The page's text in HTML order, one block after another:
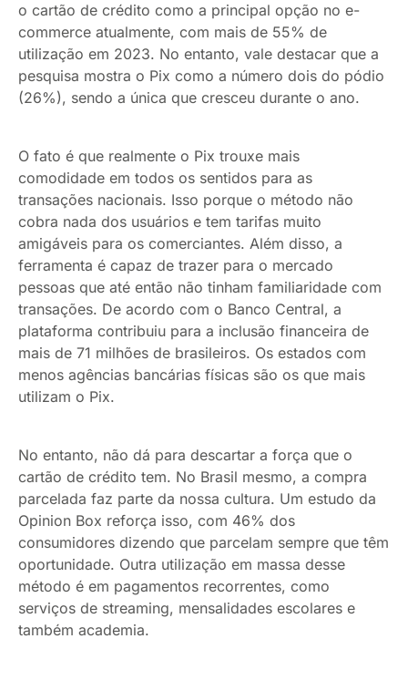
o cartão de crédito como a principal opção no e-
commerce atualmente, com mais de 55% de
utilização em 2023. No entanto, vale destacar que a
pesquisa mostra o Pix como a número dois do pódio
(26%), sendo a única que cresceu durante o ano.
O fato é que realmente o Pix trouxe mais
comodidade em todos os sentidos para as
transações nacionais. Isso porque o método não
cobra nada dos usuários e tem tarifas muito
amigáveis para os comerciantes. Além disso, a
ferramenta é capaz de trazer para o mercado
pessoas que até então não tinham familiaridade com
transações. De acordo com o Banco Central, a
plataforma contribuiu para a inclusão financeira de
mais de 71 milhões de brasileiros. Os estados com
menos agências bancárias físicas são os que mais
utilizam o Pix.
No entanto, não dá para descartar a força que o
cartão de crédito tem. No Brasil mesmo, a compra
parcelada faz parte da nossa cultura. Um estudo da
Opinion Box reforça isso, com 46% dos
consumidores dizendo que parcelam sempre que têm
oportunidade. Outra utilização em massa desse
método é em pagamentos recorrentes, como
serviços de streaming, mensalidades escolares e
também academia.